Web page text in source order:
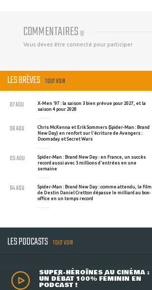
COMMENTAIRES (0)
Vous devez être connecté pour participer
LES BRÈVES TOUT VOIR
X-Men '97 : la saison 3 bien prévue pour 2027, et la
saison 4 pour 2028
07 AOU
Chris McKenna et Erik Sommers (Spider-Man : Brand
New Day) en renfort sur l'écriture de Avengers :
Doomsday et Secret Wars
06 AOU
Spider-Man : Brand New Day : en France, un succès
record aussi avec 3 millions d'entrées en une
semaine
05 AOU
Spider-Man : Brand New Day : comme attendu, le film
de Destin Daniel Cretton dépasse le milliard au box-
office en un temps record
04 AOU
LES PODCASTS TOUT VOIR
SUPER-HÉROÏNES AU CINÉMA :
UN DÉBAT 100% FÉMININ EN
PODCAST !